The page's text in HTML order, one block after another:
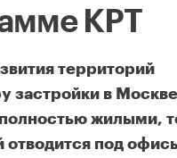
КРТ
территорий
застройки в
жилыми,
отводится под